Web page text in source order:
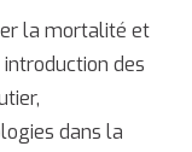
la mortalité et
des
dans la